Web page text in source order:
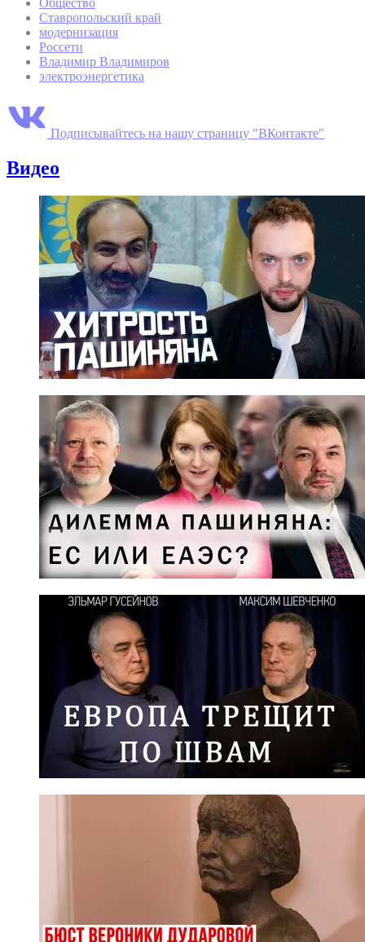
Общество
Ставропольский край
модернизация
Россети
Владимир Владимиров
электроэнергетика
Подписывайтесь на нашу страницу "ВКонтакте"
Видео